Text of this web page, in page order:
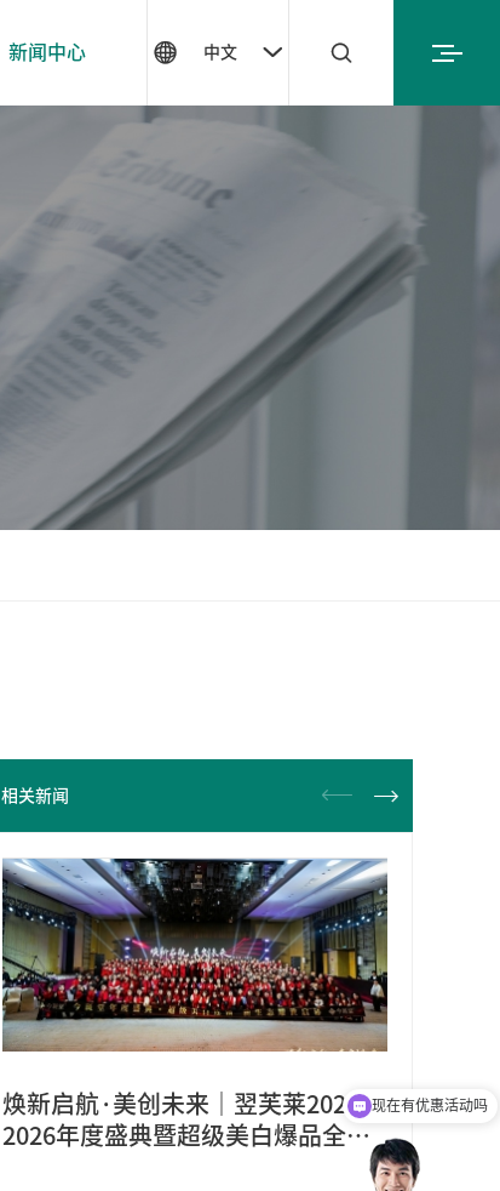
新闻中心  中文  
相关新闻  
焕新启航·美创未来｜翌芙莱2025-
2026年度盛典暨超级美白爆品全球
荣
可以介绍下你们的产品么